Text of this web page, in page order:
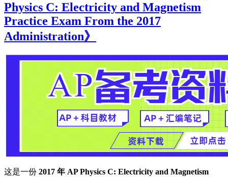
Physics C: Electricity and Magnetism
Practice Exam From the 2017
Administration》
这是一份 2017 年 AP Physics C: Electricity and Magnetism